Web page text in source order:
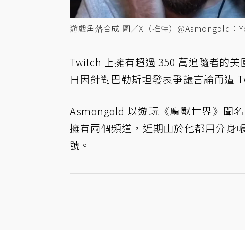
遊戲角落合成 圖／X（推特）@Asmongold
Twitch 上擁有超過 350 萬追隨者的美
日因針對巴勒斯坦發表爭議言論而遭
Asmongold 以遊玩《魔獸世界》聞
擁有兩個頻道，近期由於他都用分身
號。